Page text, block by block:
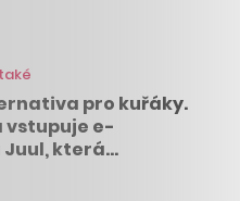
pro kuřáky.
vstupuje e-
která